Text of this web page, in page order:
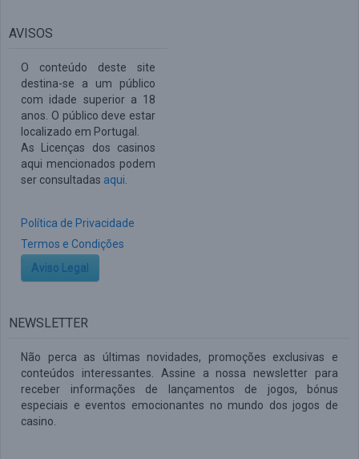
AVISOS
O conteúdo deste site
destina-se a um público
com idade superior a 18
anos. O público deve estar
localizado em Portugal.
As Licenças dos casinos
aqui mencionados podem
ser consultadas aqui
Política de Privacidade
Termos e Condições
Aviso Legal
NEWSLETTER
Não perca as últimas novidades, promoções exclusivas e
conteúdos interessantes. Assine a nossa newsletter para
receber informações de lançamentos de jogos, bónus
especiais e eventos emocionantes no mundo dos jogos de
casino.